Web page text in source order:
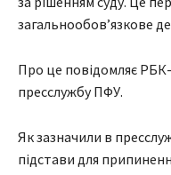
загальнообов’язкове
Про це повідомляє
пресслужбу ПФУ.
Як зазначили в
підстави для